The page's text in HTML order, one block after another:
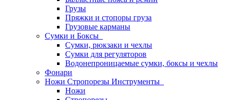
Грузы
Пряжки и стопоры груза
Грузовые карманы
Сумки и Боксы
Сумки, рюкзаки и чехлы
Сумки для регуляторов
Водонепроницаемые сумки, боксы и чехлы
Фонари
Ножи Стропорезы Инструменты
Ножи